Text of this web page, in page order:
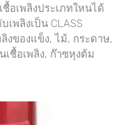
อเพลิงประเภทใหนได้
เพลิงเป็น CLASS
ลิงของแข็ง, ไม้, กระดาษ,
เชื้อเพลิง, ก๊าซหุงต้ม